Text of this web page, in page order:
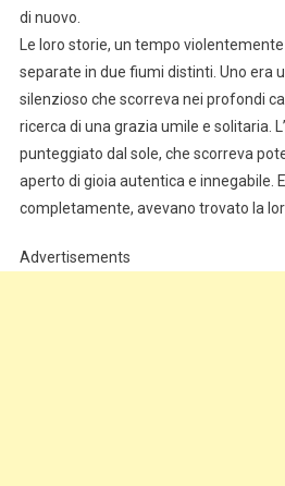
di nuovo.
Le loro storie, un tempo
separate in due fiumi distinti. Uno era
silenzioso che scorreva nei profondi
ricerca di una grazia umile e solitaria.
punteggiato dal sole, che scorreva
aperto di gioia autentica e innegabile.
completamente, avevano trovato la
Advertisements